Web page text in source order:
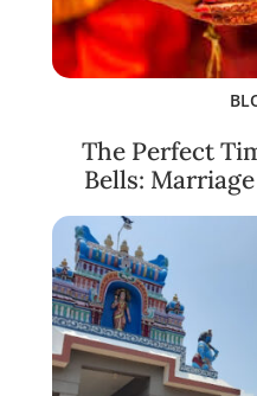
The Perfect
Bells: